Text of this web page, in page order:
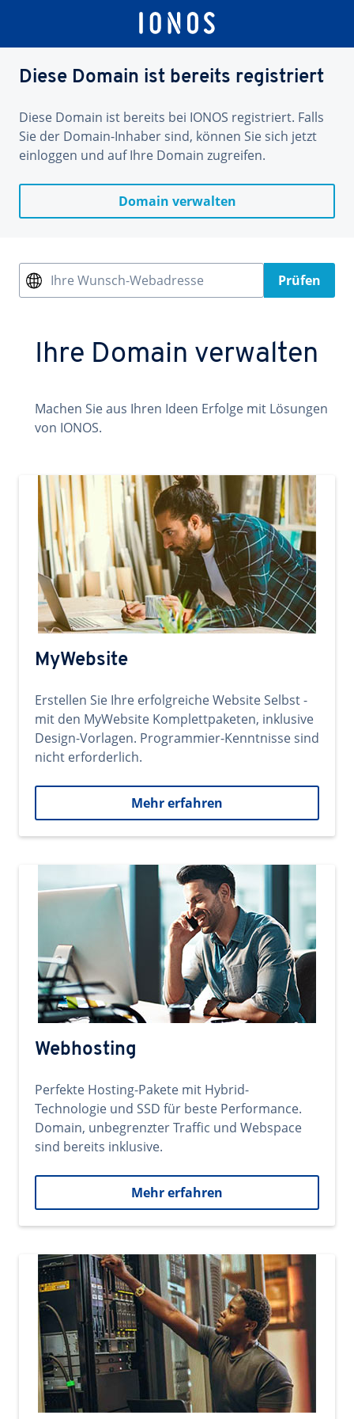
Diese Domain ist bereits registriert
Diese Domain ist bereits bei IONOS registriert. Falls
Sie der Domain-Inhaber sind, können Sie sich jetzt
einloggen und auf Ihre Domain zugreifen.
Domain verwalten
Ihre Wunsch-Webadresse Prüfen
Ihre Domain verwalten
Machen Sie aus Ihren Ideen Erfolge mit Lösungen
von IONOS.
MyWebsite
Erstellen Sie Ihre erfolgreiche Website Selbst -
mit den MyWebsite Komplettpaketen, inklusive
Design-Vorlagen. Programmier-Kenntnisse sind
nicht erforderlich.
Mehr erfahren
Webhosting
Perfekte Hosting-Pakete mit Hybrid-
Technologie und SSD für beste Performance.
Domain, unbegrenzter Traffic und Webspace
sind bereits inklusive.
Mehr erfahren